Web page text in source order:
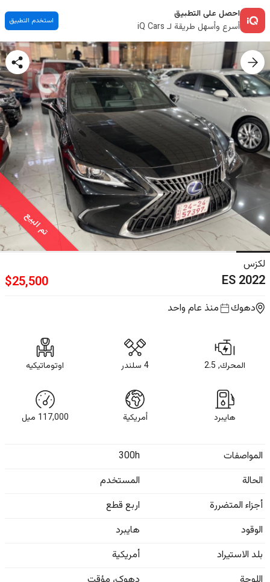
احصل على التطبيق
أسرع وأسهل طريقة لـ iQ Cars
استخدم التطبيق
تم البيع
لكزس
ES2022
$25,500
دهوك منذ عام واحد
المحرك, 2.5 4 سلندر اوتوماتيكيه
هايبرد أمريكية 117,000 ميل
المواصفات
300h
الحالة
المستخدم
أجزاء المتضررة
اربع قطع
الوقود
هايبرد
بلد الاستيراد
أمريكية